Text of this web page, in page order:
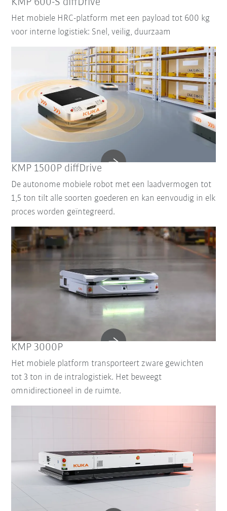
KMP 600-S diffDrive
Het mobiele HRC-platform met een payload tot 600 kg
voor interne logistiek: Snel, veilig, duurzaam
KMP 1500P diffDrive
De autonome mobiele robot met een laadvermogen tot
1,5 ton tilt alle soorten goederen en kan eenvoudig in elk
proces worden geïntegreerd.
KMP 3000P
Het mobiele platform transporteert zware gewichten
tot 3 ton in de intralogistiek. Het beweegt
omnidirectioneel in de ruimte.